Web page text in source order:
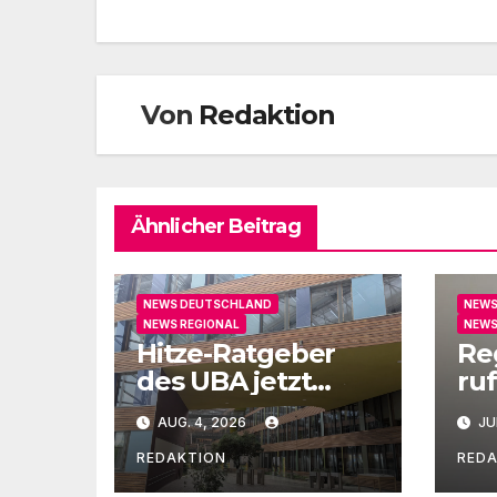
Von Redaktion
Ähnlicher Beitrag
NEWS DEUTSCHLAND
NEWS REGIONAL
Hitze-Ratgeber
des UBA jetzt
auch in Leichter
Sprache
AUG. 4, 2026
REDAKTION